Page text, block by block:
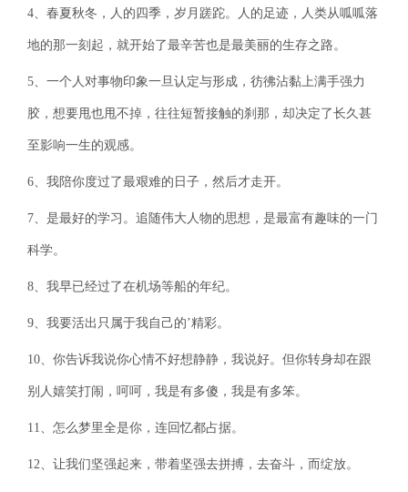
4、春夏秋冬，人的四季，岁月蹉跎。人的足迹，人类从呱呱落
地的那一刻起，就开始了最辛苦也是最美丽的生存之路。
5、一个人对事物印象一旦认定与形成，彷彿沾黏上满手强力
胶，想要甩也甩不掉，往往短暂接触的刹那，却决定了长久甚
至影响一生的观感。
6、我陪你度过了最艰难的日子，然后才走开。
7、是最好的学习。追随伟大人物的思想，是最富有趣味的一门
科学。
8、我早已经过了在机场等船的年纪。
9、我要活出只属于我自己的’精彩。
10、你告诉我说你心情不好想静静，我说好。但你转身却在跟
别人嬉笑打闹，呵呵，我是有多傻，我是有多笨。
11、怎么梦里全是你，连回忆都占据。
12、让我们坚强起来，带着坚强去拼搏，去奋斗，而绽放。